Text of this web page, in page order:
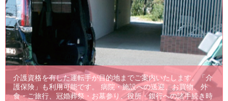
介護資格を有した運転手が目的地までご案内いたします。「介
護保険」も利用可能です。 病院・施設への送迎、お買物、外
食・ご旅行、冠婚葬祭・お墓参り、役所・銀行への諸手続き時